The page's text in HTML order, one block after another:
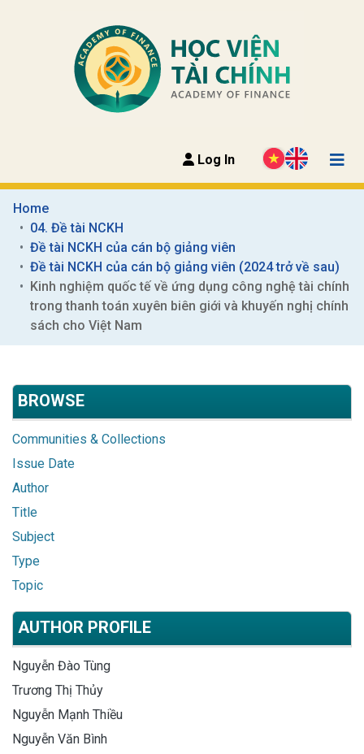
Log In
Home
04. Đề tài NCKH
Đề tài NCKH của cán bộ giảng viên
Đề tài NCKH của cán bộ giảng viên (2024 trở về sau)
Kinh nghiệm quốc tế về ứng dụng công nghệ tài chính
trong thanh toán xuyên biên giới và khuyến nghị chính
sách cho Việt Nam
BROWSE
Communities & Collections
Issue Date
Author
Title
Subject
Type
Topic
AUTHOR PROFILE
Nguyễn Đào Tùng
Trương Thị Thủy
Nguyễn Mạnh Thiều
Nguyễn Văn Bình